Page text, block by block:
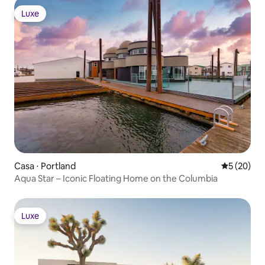
Luxe
Luxe
Casa ⋅ Portland 5 de uma
5 (20)
Aqua Star – Iconic Floating Home on the Columbia
Luxe
Luxe